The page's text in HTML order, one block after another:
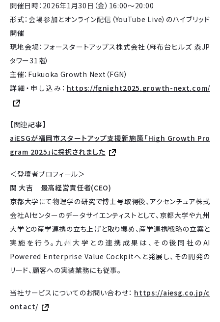
開催日時：2026年1月30日（金）16:00〜20:00
形式：会場参加とオンライン配信（YouTube Live）のハイブリッド
開催
現地会場：フォースタートアップス株式会社（麻布台ヒルズ 森JP
タワー31階）
主催：Fukuoka Growth Next（FGN）
詳細・申し込み： https://fgnight2025.growth-next.com/
【関連記事】
aiESGが福岡市スタートアップ支援新施策「High Growth Pro
gram 2025」に採択されました
＜登壇者プロフィール＞
関 大吉 最高経営責任者(CEO)
京都大学にて物理学の研究で博士号取得後、アクセンチュア株式
会社AIセンターのデータサイエンティストとして、京都大学や九州
大学との産学連携の立ち上げと取り纏め、産学連携戦略の立案と
実施を行う。九州大学との連携成果は、その後同社のAI
Powered Enterprise Value Cockpitへと発展し、その開発の
リード、顧客への実装業務にも従事。
当社サービスについてのお問い合わせ： https://aiesg.co.jp/c
ontact/